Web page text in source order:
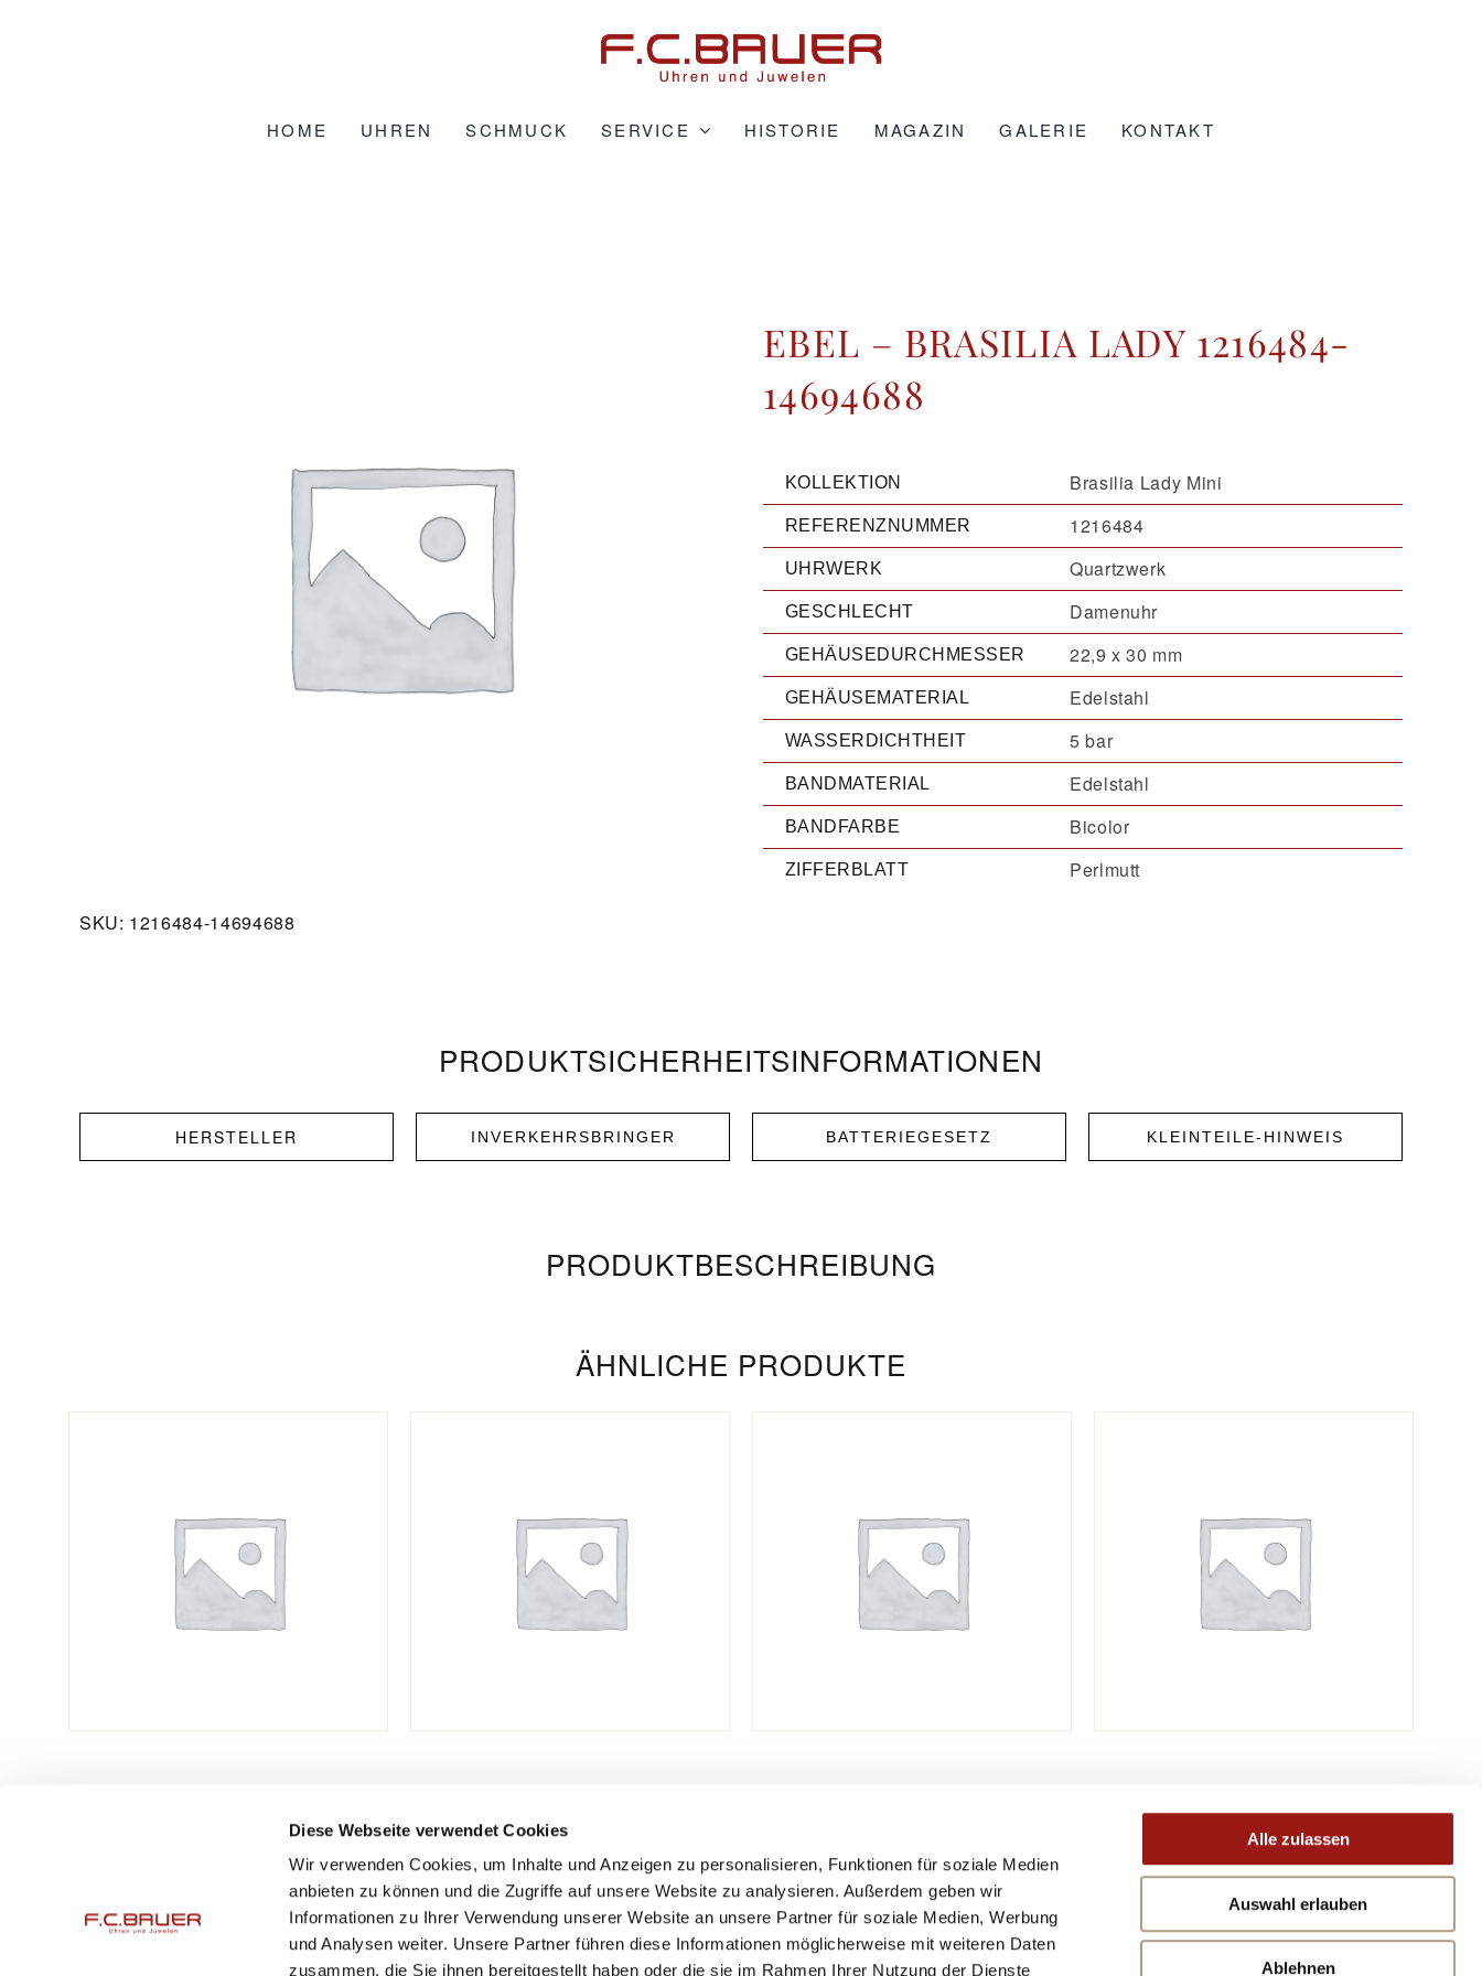
Diese Webseite verwendet Cookies
Wir verwenden Cookies, um Inhalte und Anzeigen zu personalisieren, Funktionen für soziale Medien
anbieten zu können und die Zugriffe auf unsere Website zu analysieren. Außerdem geben wir
Informationen zu Ihrer Verwendung unserer Website an unsere Partner für soziale Medien, Werbung
und Analysen weiter. Unsere Partner führen diese Informationen möglicherweise mit weiteren Daten
zusammen, die Sie ihnen bereitgestellt haben oder die sie im Rahmen Ihrer Nutzung der Dienste
Alle zulassen
Auswahl erlauben
Ablehnen
HOME UHREN SCHMUCK SERVICE HISTORIE MAGAZIN GALERIE KONTAKT
SKU: 1216484-14694688
EBEL – BRASILIA LADY 1216484-
14694688
KOLLEKTION Brasilia Lady Mini
REFERENZNUMMER 1216484
UHRWERK Quartzwerk
GESCHLECHT Damenuhr
GEHÄUSEDURCHMESSER 22,9 x 30 mm
GEHÄUSEMATERIAL Edelstahl
WASSERDICHTHEIT 5 bar
BANDMATERIAL Edelstahl
BANDFARBE Bicolor
ZIFFERBLATT Perlmutt
PRODUKT­­SICHERHEITS­INFORMATIONEN
HERSTELLER INVERKEHRSBRINGER BATTERIEGESETZ KLEINTEILE-HINWEIS
PRODUKT­­BESCHREIBUNG
ÄHNLICHE PRODUKTE
F.C. Bauer Uhren & Juwelen GmbH
Peter-Auzinger-Straße 11
Öffnungszeiten:
Mo. – Fr.10:00 – 13:00 Uhr
Mo. – Fr.14:00 – 18:30 Uhr
Datenschutz
Impressum
Social Media Auftritte